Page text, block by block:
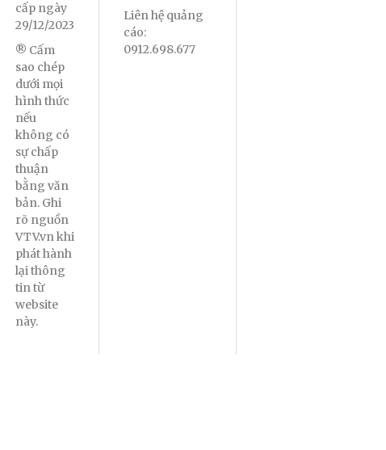
cấp ngày
29/12/2023
® Cấm
sao chép
dưới mọi
hình thức
nếu
không có
sự chấp
thuận
bằng văn
bản. Ghi
rõ nguồn
VTV.vn khi
phát hành
lại thông
tin từ
website
này.
Liên hệ quảng
cáo:
0912.698.677